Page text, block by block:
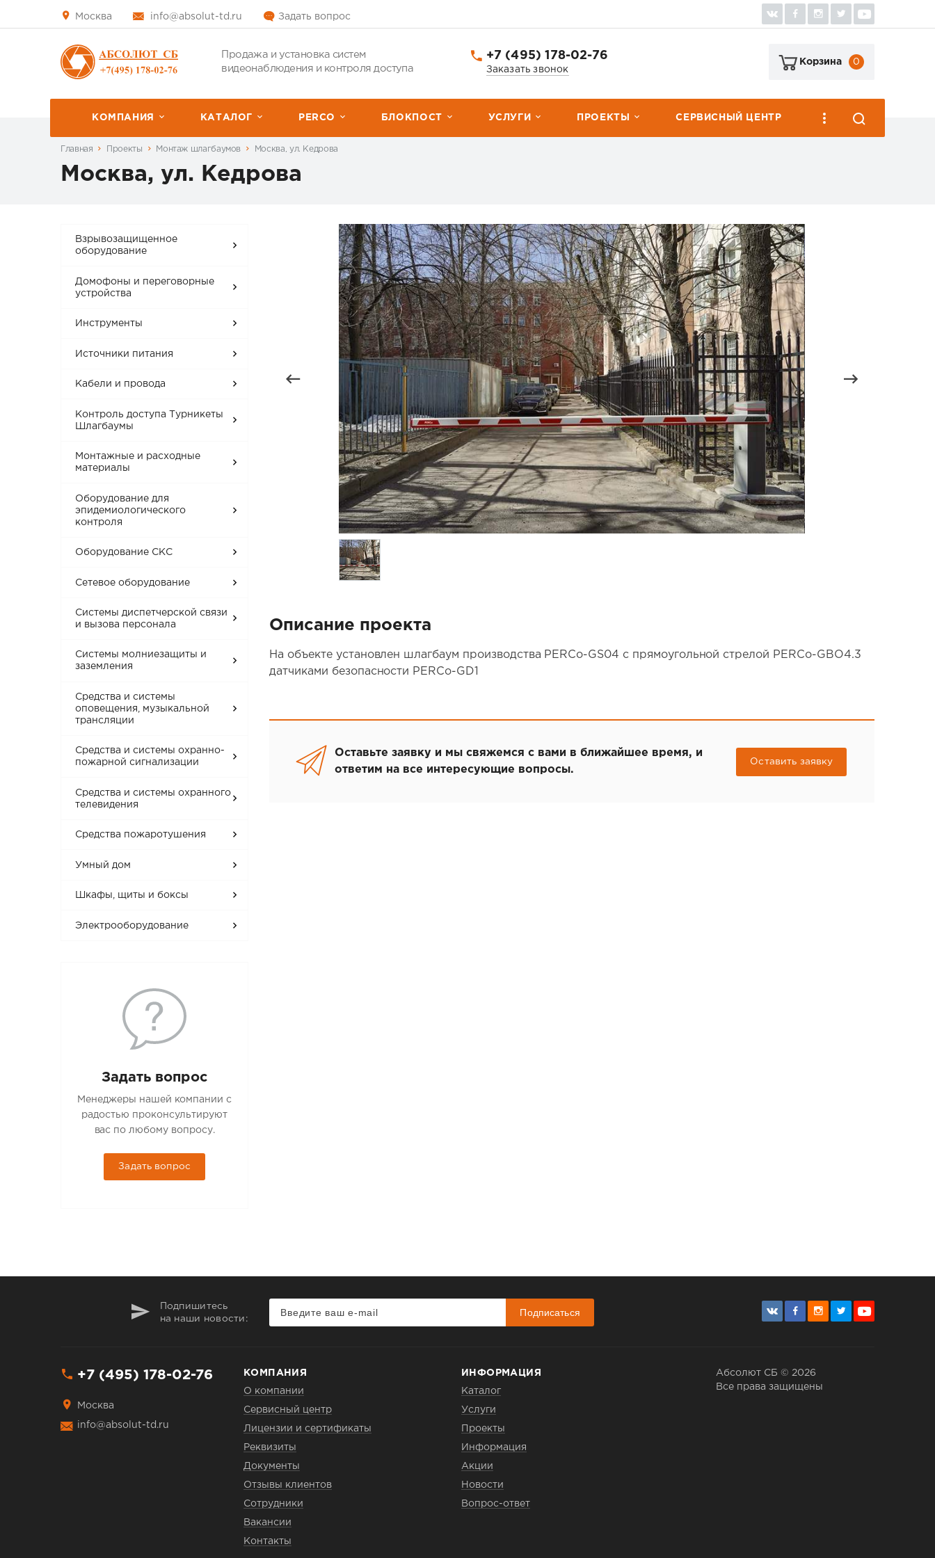
Москва info@absolut-td.ru Задать вопрос
Продажа и установка систем
видеонаблюдения и контроля доступа
+7 (495) 178-02-76
Заказать звонок
Корзина 0
КОМПАНИЯ КАТАЛОГ PERCО БЛОКПОСТ УСЛУГИ ПРОЕКТЫ СЕРВИСНЫЙ ЦЕНТР
Главная Проекты Монтаж шлагбаумов Москва, ул. Кедрова
Москва, ул. Кедрова
Взрывозащищенное
оборудование
Домофоны и переговорные
устройства
Инструменты
Источники питания
Кабели и провода
Контроль доступа Турникеты
Шлагбаумы
Монтажные и расходные
материалы
Оборудование для
эпидемиологического
контроля
Оборудование СКС
Сетевое оборудование
Системы диспетчерской связи
и вызова персонала
Системы молниезащиты и
заземления
Средства и системы
оповещения, музыкальной
трансляции
Средства и системы охранно-
пожарной сигнализации
Средства и системы охранного
телевидения
Средства пожаротушения
Умный дом
Шкафы, щиты и боксы
Электрооборудование
Задать вопрос
Менеджеры нашей компании с
радостью проконсультируют
вас по любому вопросу.
Задать вопрос
Описание проекта
На объекте установлен шлагбаум производства PERCo-GS04 с прямоугольной стрелой PERCo-GBO4.3
датчиками безопасности PERCo-GD1
Оставьте заявку и мы свяжемся с вами в ближайшее время, и
ответим на все интересующие вопросы.
Оставить заявку
Подпишитесь
на наши новости:
Подписаться
+7 (495) 178-02-76
Москва
info@absolut-td.ru
КОМПАНИЯ
О компании
Сервисный центр
Лицензии и сертификаты
Реквизиты
Документы
Отзывы клиентов
Сотрудники
Вакансии
Контакты
ИНФОРМАЦИЯ
Каталог
Услуги
Проекты
Информация
Акции
Новости
Вопрос-ответ
Абсолют СБ © 2026
Все права защищены